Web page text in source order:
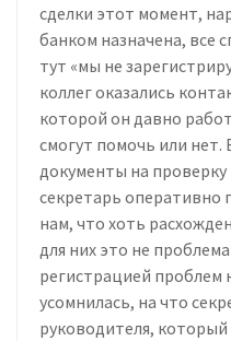
сделки этот момент,
банком назначена, все
тут «мы не
коллег оказались
которой он давно
смогут помочь или
документы на
секретарь оперативно
нам, что хоть
для них это не
регистрацией проблем
усомнилась, на что
руководителя,